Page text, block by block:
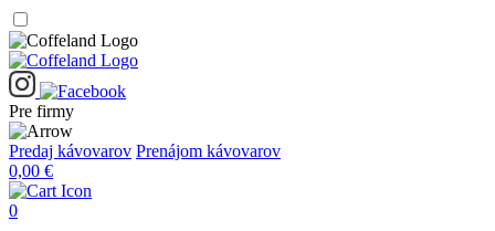
Pre firmy
Predaj kávovarov Prenájom kávovarov
0,00 €
0